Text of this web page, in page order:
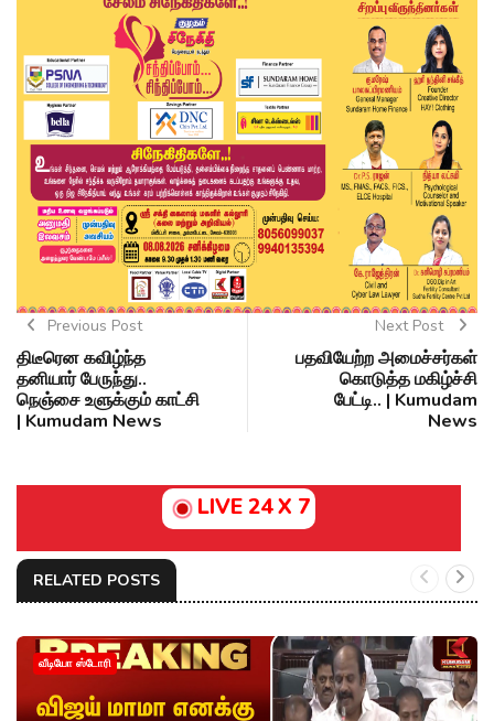
Previous Post
திடீரென கவிழ்ந்த
தனியார் பேருந்து..
நெஞ்சை உளுக்கும் காட்சி
| Kumudam News
Next Post
பதவியேற்ற அமைச்சர்கள்
கொடுத்த மகிழ்ச்சி
பேட்டி.. | Kumudam
News
LIVE 24 X 7
RELATED POSTS
வீடியோ ஸ்டோரி